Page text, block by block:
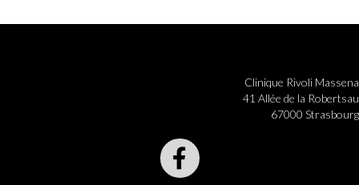
Clinique Rivoli Massena
41 Allée de la Robertsau
67000 Strasbourg